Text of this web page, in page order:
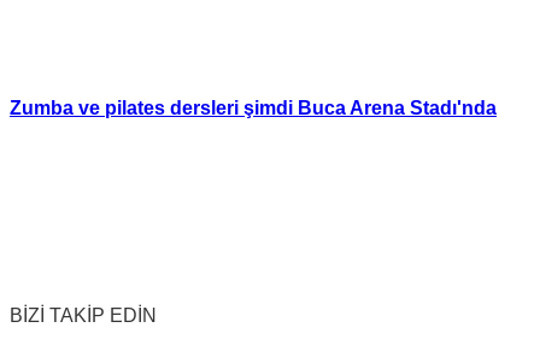
Zumba ve pilates dersleri şimdi Buca Arena Stadı'nda
BİZİ TAKİP EDİN